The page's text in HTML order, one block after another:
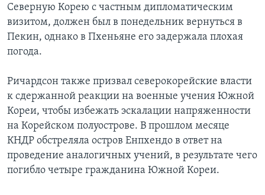
Северную Корею с частным дипломатическим
визитом, должен был в понедельник вернуться в
Пекин, однако в Пхеньяне его задержала плохая
погода.
Ричардсон также призвал северокорейские власти
к сдержанной реакции на военные учения Южной
Кореи, чтобы избежать эскалации напряженности
на Корейском полуострове. В прошлом месяце
КНДР обстреляла остров Енпхендо в ответ на
проведение аналогичных учений, в результате чего
погибло четыре гражданина Южной Кореи.